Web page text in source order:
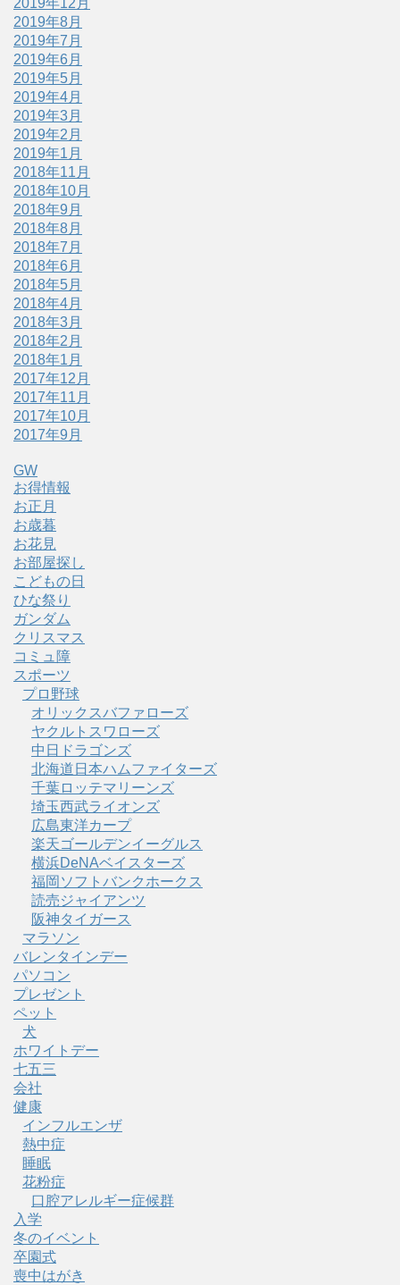
2019年8月
2019年7月
2019年6月
2019年5月
2019年4月
2019年3月
2019年2月
2019年1月
2018年11月
2018年10月
2018年9月
2018年8月
2018年7月
2018年6月
2018年5月
2018年4月
2018年3月
2018年2月
2018年1月
2017年12月
2017年11月
2017年10月
2017年9月
GW
お得情報
お正月
お歳暮
お花見
お部屋探し
こどもの日
ひな祭り
ガンダム
クリスマス
コミュ障
スポーツ
プロ野球
オリックスバファローズ
ヤクルトスワローズ
中日ドラゴンズ
北海道日本ハムファイターズ
千葉ロッテマリーンズ
埼玉西武ライオンズ
広島東洋カープ
楽天ゴールデンイーグルス
横浜DeNAベイスターズ
福岡ソフトバンクホークス
読売ジャイアンツ
阪神タイガース
マラソン
バレンタインデー
パソコン
プレゼント
ペット
犬
ホワイトデー
七五三
会社
健康
インフルエンザ
熱中症
睡眠
花粉症
口腔アレルギー症候群
入学
冬のイベント
卒園式
喪中はがき